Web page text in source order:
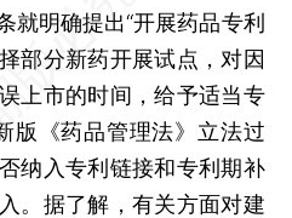
就明确提出“开展药品专利
部分新药开展试点，对因
上市的时间，给予适当专
版《药品管理法》立法过
纳入专利链接和专利期补
。据了解，有关方面对建